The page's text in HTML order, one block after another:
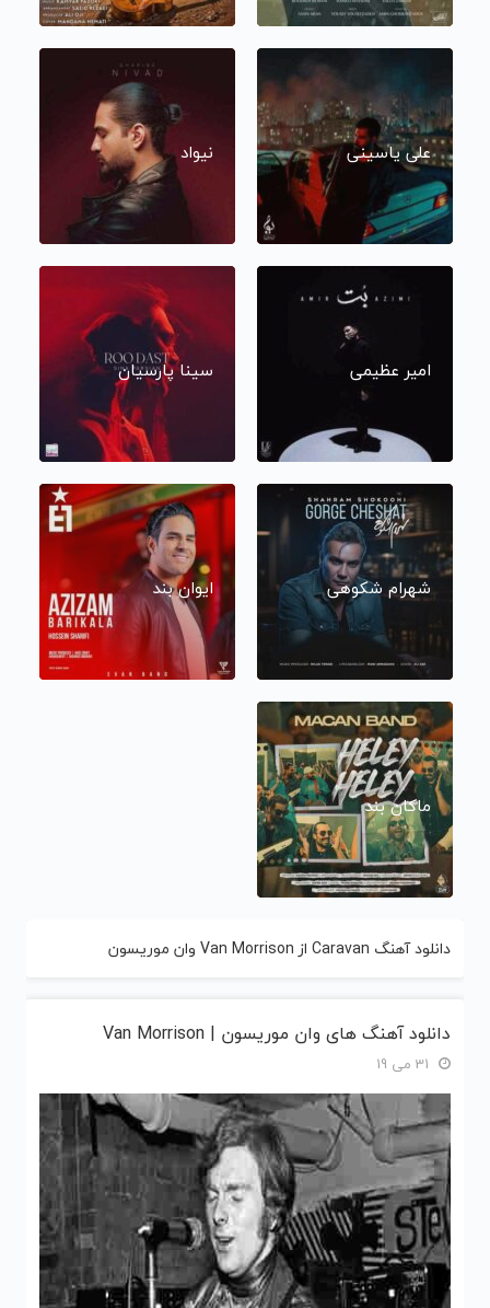
علی یاسینی نیواد
امیر عظیمی سینا پارسیان
شهرام شکوهی ایوان بند
ماکان بند
دانلود آهنگ Caravan از Van Morrison وان موریسون
دانلود آهنگ های وان موریسون | Van Morrison